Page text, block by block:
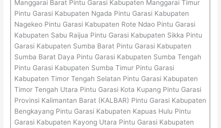
Manggarai Barat Pintu Garasi Kabupaten Manggarai Timur
Pintu Garasi Kabupaten Ngada Pintu Garasi Kabupaten
Nagekeo Pintu Garasi Kabupaten Rote Ndao Pintu Garasi
Kabupaten Sabu Raijua Pintu Garasi Kabupaten Sikka Pintu
Garasi Kabupaten Sumba Barat Pintu Garasi Kabupaten
Sumba Barat Daya Pintu Garasi Kabupaten Sumba Tengah
Pintu Garasi Kabupaten Sumba Timur Pintu Garasi
Kabupaten Timor Tengah Selatan Pintu Garasi Kabupaten
Timor Tengah Utara Pintu Garasi Kota Kupang Pintu Garasi
Provinsi Kalimantan Barat (KALBAR) Pintu Garasi Kabupaten
Bengkayang Pintu Garasi Kabupaten Kapuas Hulu Pintu
Garasi Kabupaten Kayong Utara Pintu Garasi Kabupaten